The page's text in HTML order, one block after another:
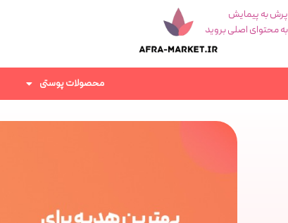
پرش به پیمایش
به محتوای اصلی بروید
محصولات پوستی